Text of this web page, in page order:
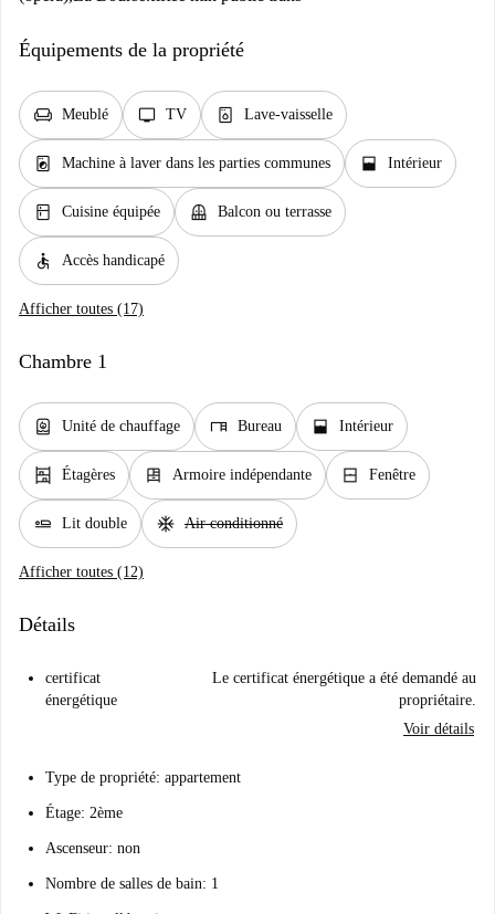
Équipements de la propriété
chair Meublé tv TV dishwasher_gen Lave-vaisselle
local_laundry_service Machine à laver dans les parties communes window_open Intérieur
kitchen Cuisine équipée balcony Balcon ou terrasse
accessible Accès handicapé
Afficher toutes (17)
Chambre 1
water_heater Unité de chauffage desk Bureau window_open Intérieur
shelves Étagères dresser Armoire indépendante window_closed Fenêtre
airline_seat_flat Lit double ac_unit Air conditionné
Afficher toutes (12)
Détails
certificat
énergétique
Le certificat énergétique a été demandé au
propriétaire.
Voir détails
Type de propriété: appartement
Étage: 2ème
Ascenseur: non
Nombre de salles de bain: 1